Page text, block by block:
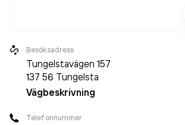
Besöksadress
Tungelstavägen 157
137 56 Tungelsta
Vägbeskrivning
Telefonnummer